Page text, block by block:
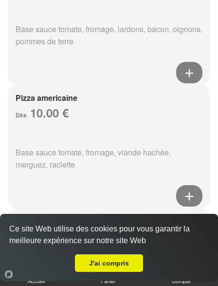
Base sauce tomate, fromage, lardons, bacon, oignons,
pommes de terre
Pizza americaine
Dès 10.00 €
Base sauce tomate, fromage, viande hachée,
merguez, raclette
Dès10.00 €
Base sauce tomate, fromage, viande hachée, boursin,
Accueil Panier Compte
Ce site Web utilise des cookies pour vous garantir la
meilleure expérience sur notre site Web
J'ai compris